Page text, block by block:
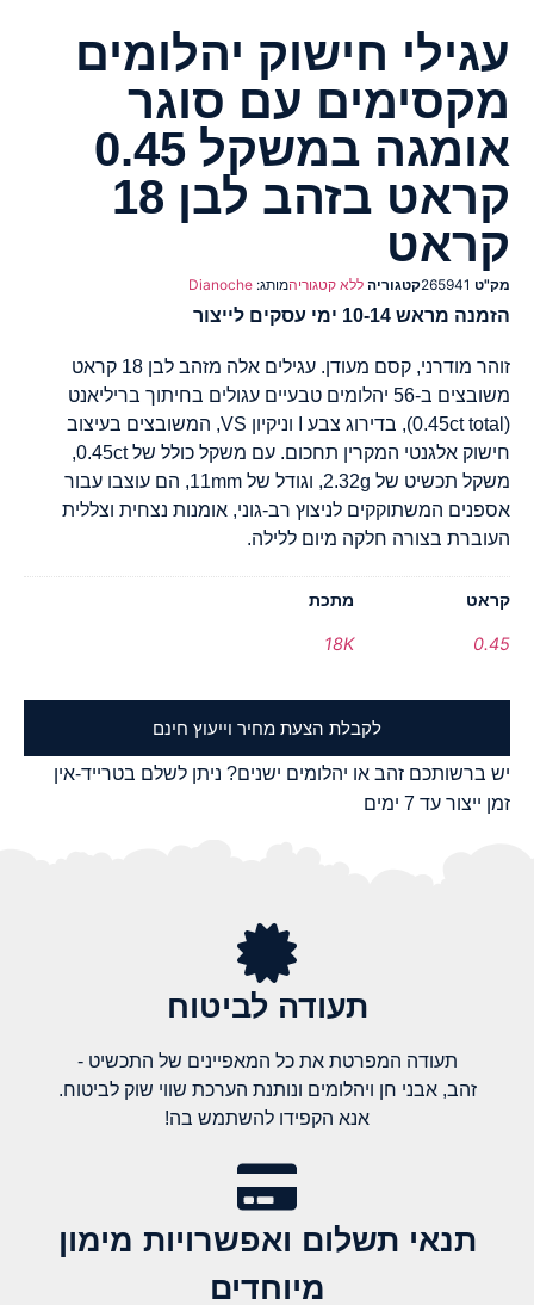
עגילי חישוק יהלומים
מקסימים עם סוגר
אומגה במשקל 0.45
קראט בזהב לבן 18
קראט
מק"ט 265941קטגוריה ללא קטגוריהמותג: Dianoche
הזמנה מראש 10-14 ימי עסקים לייצור
זוהר מודרני, קסם מעודן. עגילים אלה מזהב לבן 18 קראט
משובצים ב-56 יהלומים טבעיים עגולים בחיתוך בריליאנט
(0.45ct total), בדירוג צבע I וניקיון VS, המשובצים בעיצוב
חישוק אלגנטי המקרין תחכום. עם משקל כולל של 0.45ct,
משקל תכשיט של 2.32g, וגודל של 11mm, הם עוצבו עבור
אספנים המשתוקקים לניצוץ רב-גוני, אומנות נצחית וצללית
העוברת בצורה חלקה מיום ללילה.
קראט
0.45
מתכת
18K
לקבלת הצעת מחיר וייעוץ חינם
יש ברשותכם זהב או יהלומים ישנים? ניתן לשלם בטרייד-אין
זמן ייצור עד 7 ימים
תעודה לביטוח
תעודה המפרטת את כל המאפיינים של התכשיט -
זהב, אבני חן ויהלומים ונותנת הערכת שווי שוק לביטוח.
אנא הקפידו להשתמש בה!
תנאי תשלום ואפשרויות מימון
מיוחדים